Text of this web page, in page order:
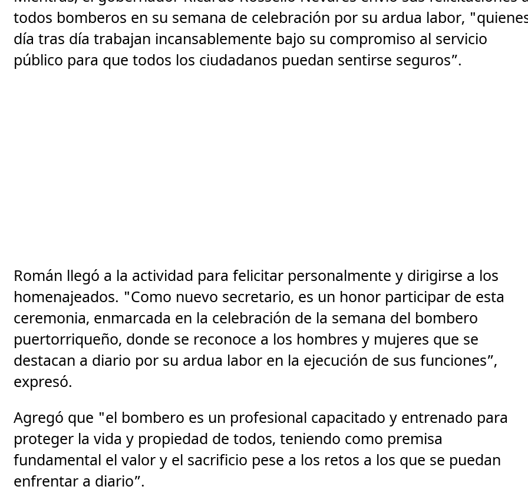
todos bomberos en su semana de celebración por su ardua labor,
día tras día trabajan incansablemente bajo su compromiso al servicio
público para que todos los ciudadanos puedan sentirse seguros”.
Román llegó a la actividad para felicitar personalmente y dirigirse a los
homenajeados. "Como nuevo secretario, es un honor participar de esta
ceremonia, enmarcada en la celebración de la semana del bombero
puertorriqueño, donde se reconoce a los hombres y mujeres que se
destacan a diario por su ardua labor en la ejecución de sus funciones”,
expresó.
Agregó que "el bombero es un profesional capacitado y entrenado para
proteger la vida y propiedad de todos, teniendo como premisa
fundamental el valor y el sacrificio pese a los retos a los que se puedan
enfrentar a diario”.